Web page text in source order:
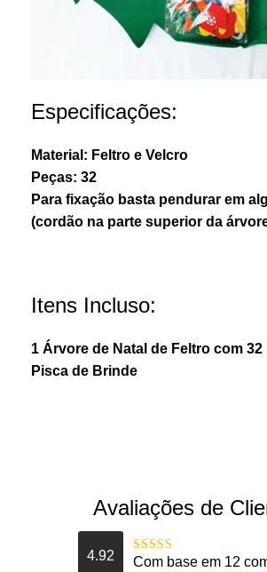
Especificações:
Material: Feltro e Velcro
Peças: 32
Para fixação basta pendurar em
(cordão na parte superior da
Itens Incluso:
1 Árvore de Natal de Feltro com 32
Pisca de Brinde
Avaliações de
4.92
Avaliação
Com base em 12